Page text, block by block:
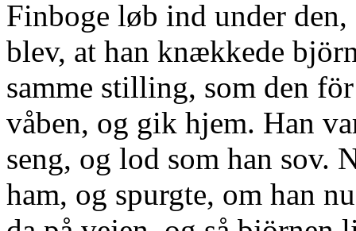
Finboge løb ind under
blev, at han knækkede
samme stilling, som den
våben, og gik hjem. Han
seng, og lod som han sov.
ham, og spurgte, om han